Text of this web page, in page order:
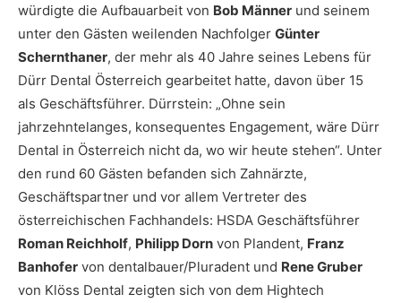
würdigte die Aufbauarbeit von Bob Männer und seinem
unter den Gästen weilenden Nachfolger Günter
Schernthaner, der mehr als 40 Jahre seines Lebens für
Dürr Dental Österreich gearbeitet hatte, davon über 15
als Geschäftsführer. Dürrstein: „Ohne sein
jahrzehntelanges, konsequentes Engagement, wäre Dürr
Dental in Österreich nicht da, wo wir heute stehen“. Unter
den rund 60 Gästen befanden sich Zahnärzte,
Geschäftspartner und vor allem Vertreter des
österreichischen Fachhandels: HSDA Geschäftsführer
Roman Reichholf, Philipp Dorn von Plandent, Franz
Banhofer von dentalbauer/Pluradent und Rene Gruber
von Klöss Dental zeigten sich von dem Hightech